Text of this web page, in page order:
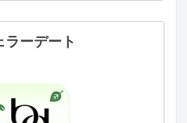
ーデート